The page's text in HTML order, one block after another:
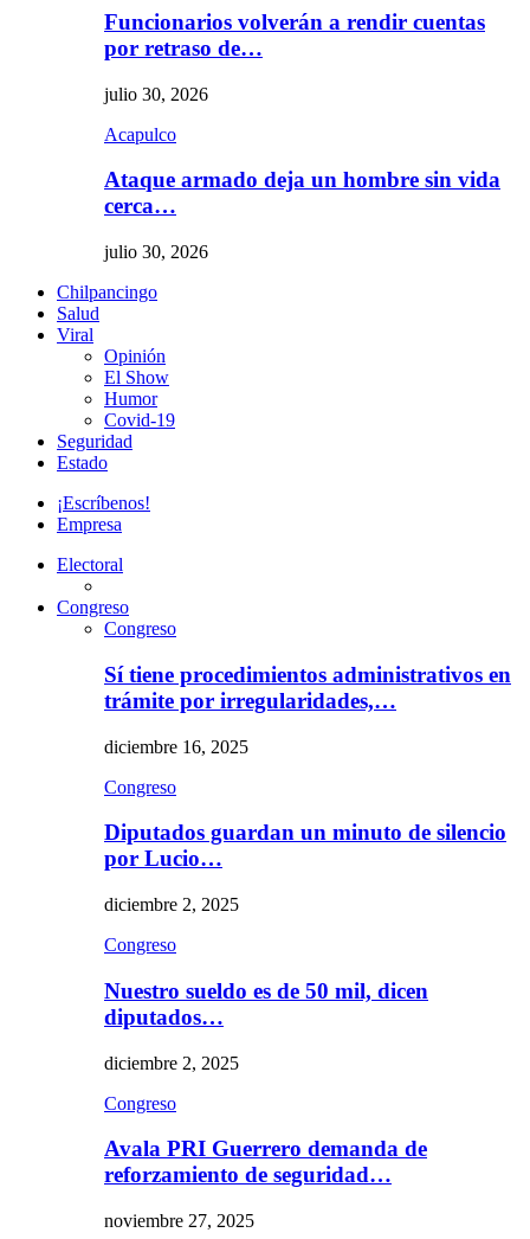
Funcionarios volverán a rendir cuentas
por retraso de…
julio 30, 2026
Acapulco
Ataque armado deja un hombre sin vida
cerca…
julio 30, 2026
Chilpancingo
Salud
Viral
Opinión
El Show
Humor
Covid-19
Seguridad
Estado
¡Escríbenos!
Empresa
Electoral
Congreso
Congreso
Sí tiene procedimientos administrativos en
trámite por irregularidades,…
diciembre 16, 2025
Congreso
Diputados guardan un minuto de silencio
por Lucio…
diciembre 2, 2025
Congreso
Nuestro sueldo es de 50 mil, dicen
diputados…
diciembre 2, 2025
Congreso
Avala PRI Guerrero demanda de
reforzamiento de seguridad…
noviembre 27, 2025